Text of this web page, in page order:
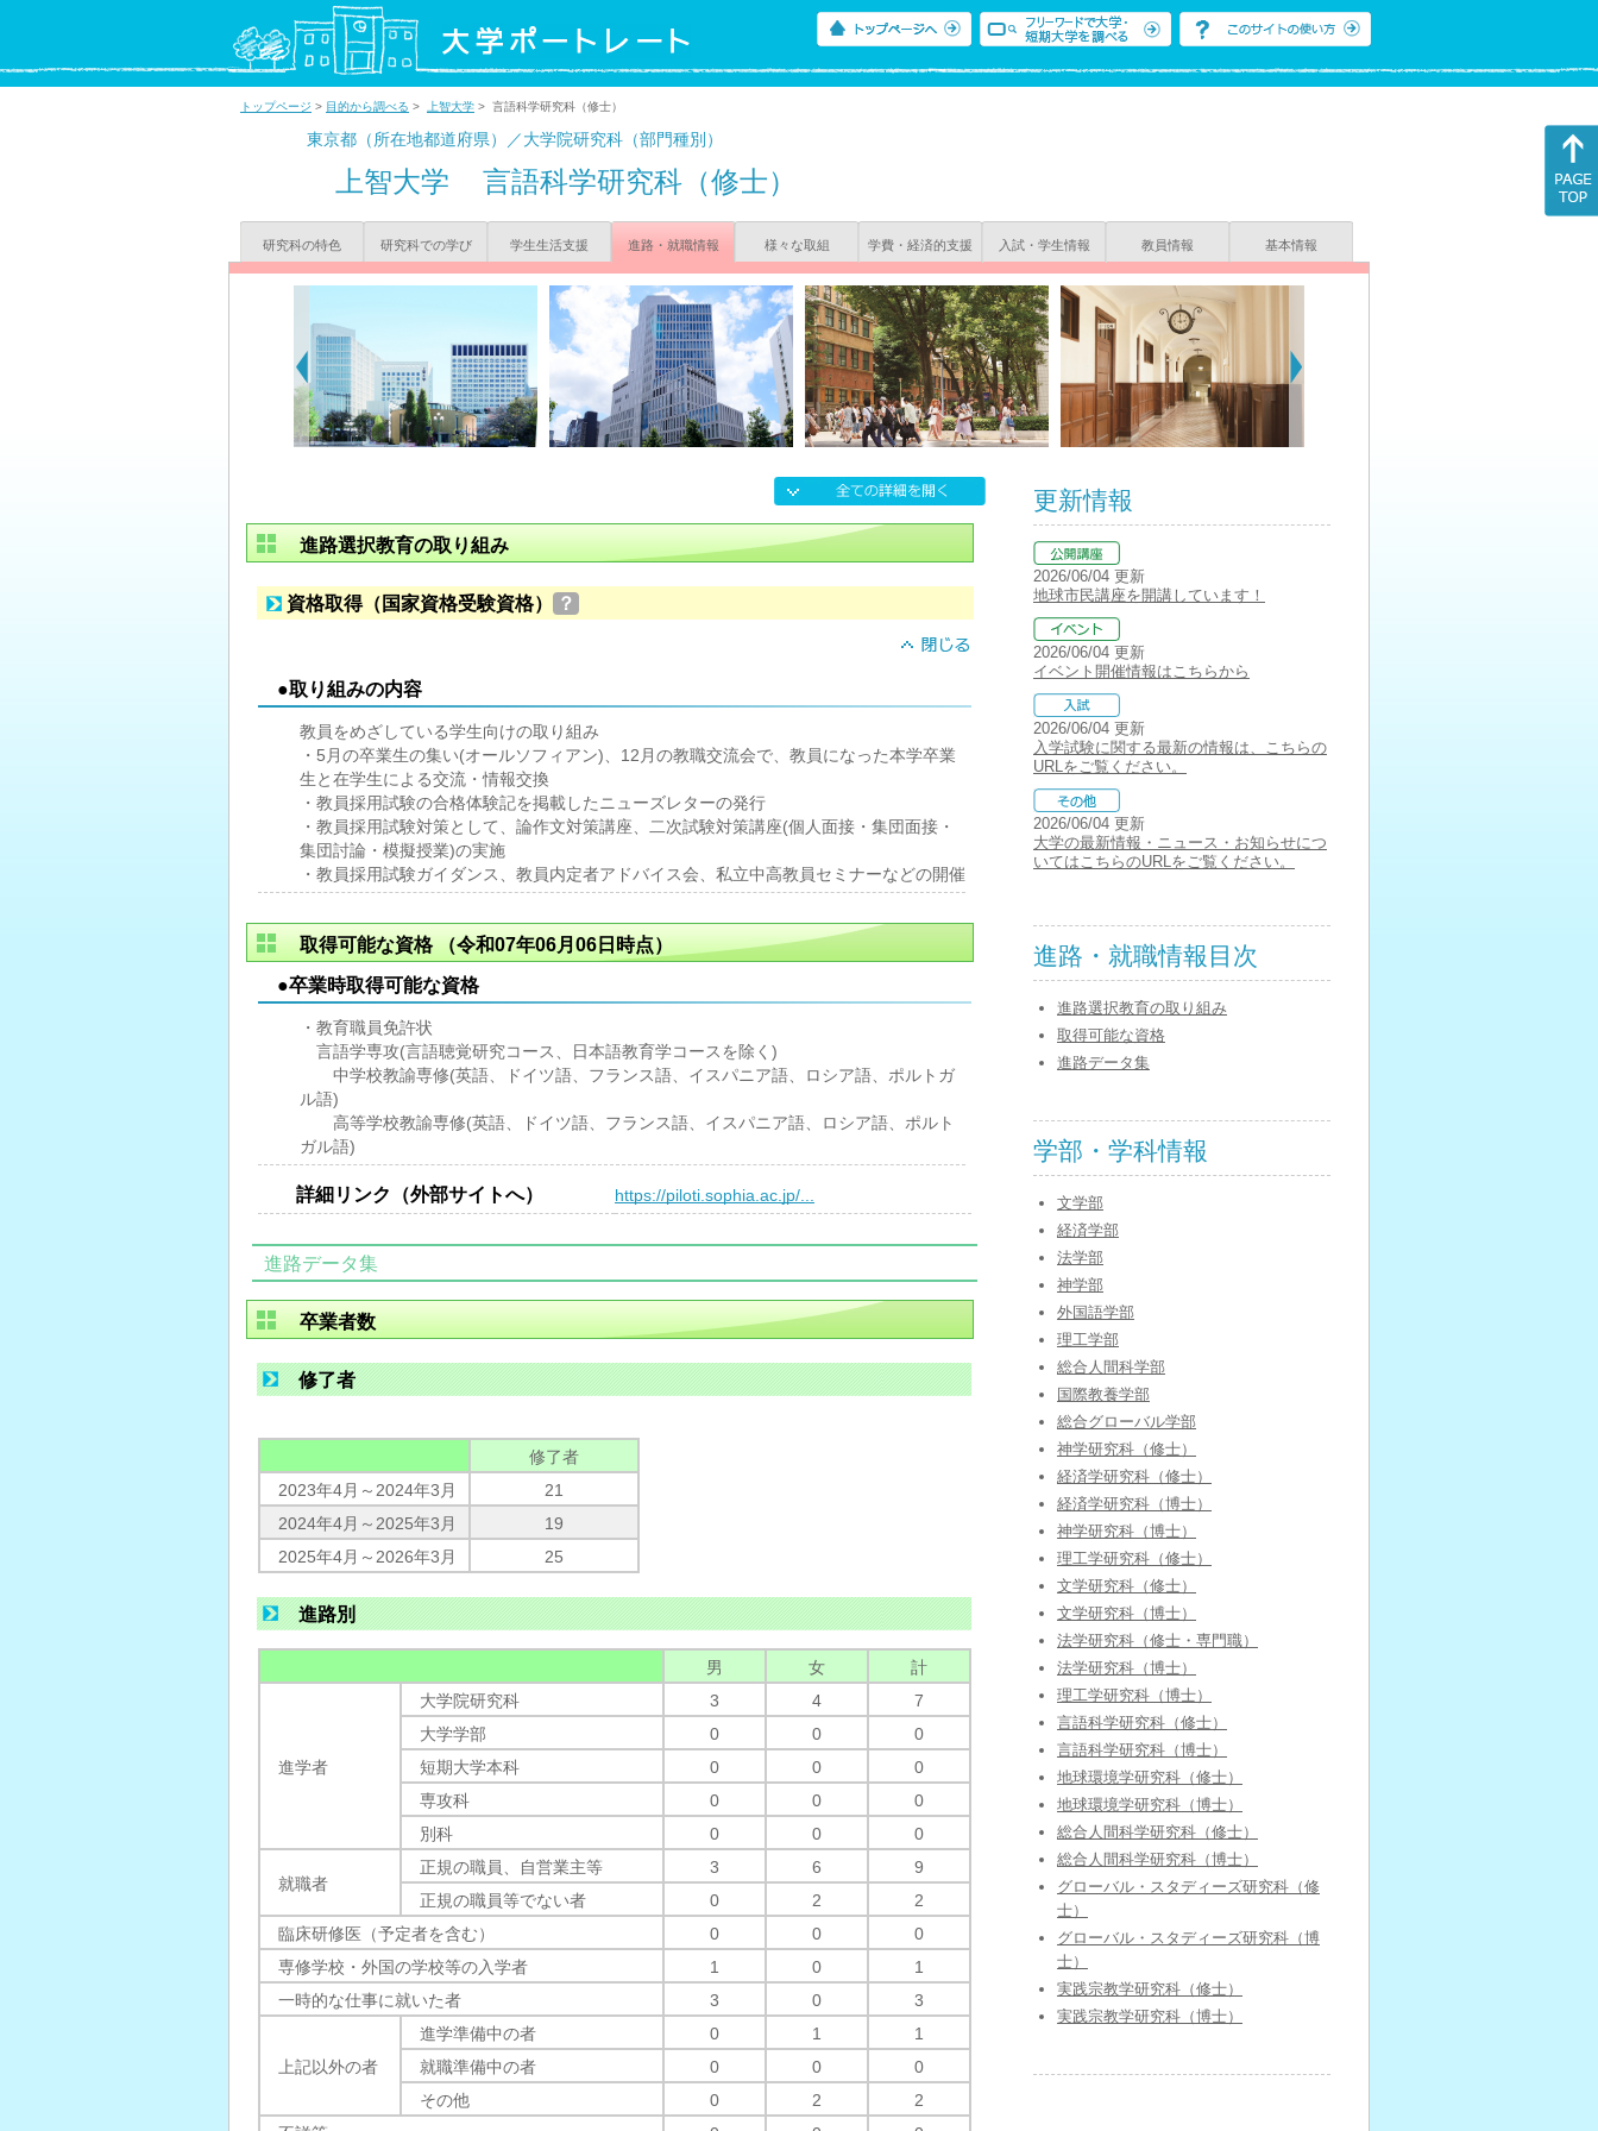
トップページ > 目的から調べる > 上智大学 > 言語科学研究科（修士）
東京都（所在地都道府県）／大学院研究科（部門種別）
上智大学 言語科学研究科（修士）
研究科の特色 研究科での学び 学生生活支援 進路・就職情報 様々な取組 学費・経済的支援 入試・学生情報 教員情報 基本情報
進路選択教育の取り組み
資格取得（国家資格受験資格） ？
●取り組みの内容
教員をめざしている学生向けの取り組み
・5月の卒業生の集い(オールソフィアン)、12月の教職交流会で、教員になった本学卒業
生と在学生による交流・情報交換
・教員採用試験の合格体験記を掲載したニューズレターの発行
・教員採用試験対策として、論作文対策講座、二次試験対策講座(個人面接・集団面接・
集団討論・模擬授業)の実施
・教員採用試験ガイダンス、教員内定者アドバイス会、私立中高教員セミナーなどの開催
取得可能な資格
（令和07年06月06日時点）
●卒業時取得可能な資格
・教育職員免許状
言語学専攻(言語聴覚研究コース、日本語教育学コースを除く)
中学校教諭専修(英語、ドイツ語、フランス語、イスパニア語、ロシア語、ポルトガ
ル語)
高等学校教諭専修(英語、ドイツ語、フランス語、イスパニア語、ロシア語、ポルト
ガル語)
詳細リンク（外部サイトへ） https://piloti.sophia.ac.jp/...
進路データ集
卒業者数
修了者
修了者
2023年4月～2024年3月
21
2024年4月～2025年3月
19
2025年4月～2026年3月
25
進路別
男 女 計
進学者
大学院研究科 3 4
7
大学学部
0 0
0
短期大学本科
0 0
0
専攻科
0 0
0
別科
0 0 0
就職者
正規の職員、自営業主等 3 6
9
正規の職員等でない者
0 2
2
臨床研修医（予定者を含む）
0 0
0
専修学校・外国の学校等の入学者
1 0
1
一時的な仕事に就いた者
3 0 3
上記以外の者
進学準備中の者 0 1
1
就職準備中の者
0 0
0
その他
0 2
2
更新情報
2026/06/04 更新
地球市民講座を開講しています！
2026/06/04 更新
イベント開催情報はこちらから
2026/06/04 更新
入学試験に関する最新の情報は、こちらの
URLをご覧ください。
2026/06/04 更新
大学の最新情報・ニュース・お知らせにつ
いてはこちらのURLをご覧ください。
進路・就職情報目次
進路選択教育の取り組み
取得可能な資格
進路データ集
学部・学科情報
文学部
経済学部
法学部
神学部
外国語学部
理工学部
総合人間科学部
国際教養学部
総合グローバル学部
神学研究科（修士）
経済学研究科（修士）
経済学研究科（博士）
神学研究科（博士）
理工学研究科（修士）
文学研究科（修士）
文学研究科（博士）
法学研究科（修士・専門職）
法学研究科（博士）
理工学研究科（博士）
言語科学研究科（修士）
言語科学研究科（博士）
地球環境学研究科（修士）
地球環境学研究科（博士）
総合人間科学研究科（修士）
総合人間科学研究科（博士）
グローバル・スタディーズ研究科（修
士）
グローバル・スタディーズ研究科（博
士）
実践宗教学研究科（修士）
実践宗教学研究科（博士）